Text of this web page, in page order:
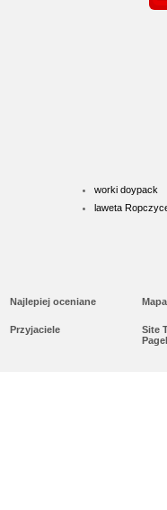
worki doypack
laweta
Najlepiej oceniane
Przyjaciele
Site